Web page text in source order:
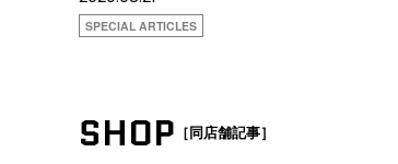
SPECIAL ARTICLES
SHOP ［同店舗記事］